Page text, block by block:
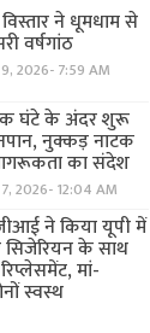
ने धूमधाम से
वर्षगांठ
2026- 7:59 AM
घंटे के अंदर शुरू
नुक्कड़ नाटक
का संदेश
2026- 12:04 AM
ने किया यूपी में
सिजेरियन के साथ
मां-
स्वस्थ